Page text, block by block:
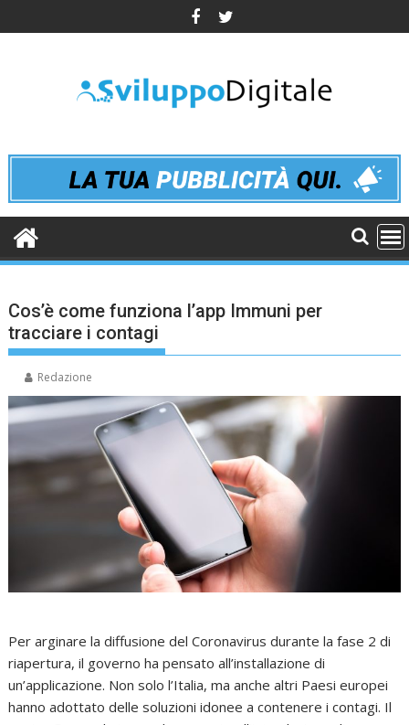
to
Cos’è come funziona l’app Immuni per
tracciare i contagi
Redazione
Per arginare la diffusione del Coronavirus durante la fase 2 di
riapertura, il governo ha pensato all’installazione di
un’applicazione. Non solo l’Italia, ma anche altri Paesi europei
hanno adottato delle soluzioni idonee a contenere i contagi. Il